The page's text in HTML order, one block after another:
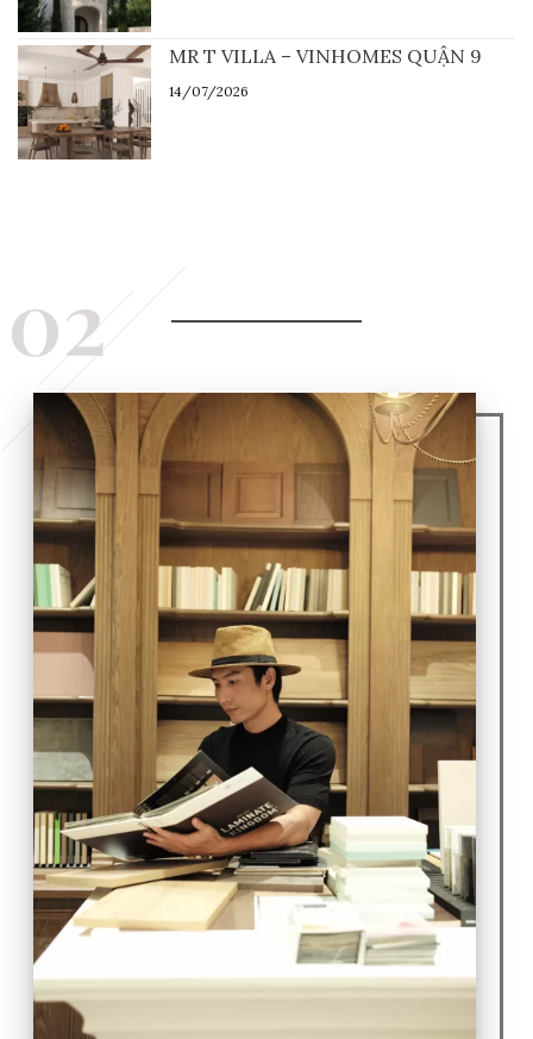
MR T VILLA – VINHOMES QUẬN 9
14/07/2026